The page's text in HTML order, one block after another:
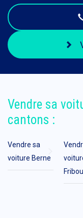
Vendre sa
cantons :
Vendre sa
voiture Berne